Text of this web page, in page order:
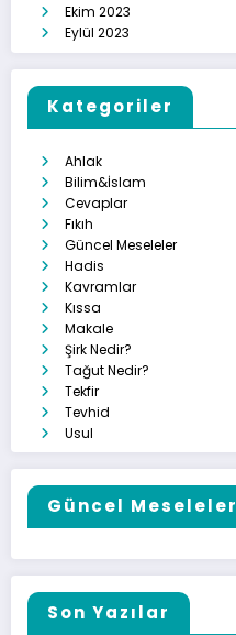
Ekim 2023
Eylül 2023
Kategoriler
Ahlak
Bilim&İslam
Cevaplar
Fıkıh
Güncel Meseleler
Hadis
Kavramlar
Kıssa
Makale
Şirk Nedir?
Tağut Nedir?
Tekfir
Tevhid
Usul
Güncel Meseleler
Son Yazılar